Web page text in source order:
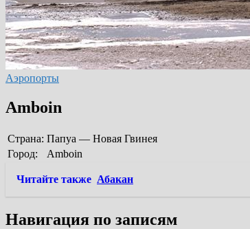
Аэропорты
Amboin
Страна: Папуа — Новая Гвинея
Город:
Amboin
Читайте также Абакан
Навигация по записям